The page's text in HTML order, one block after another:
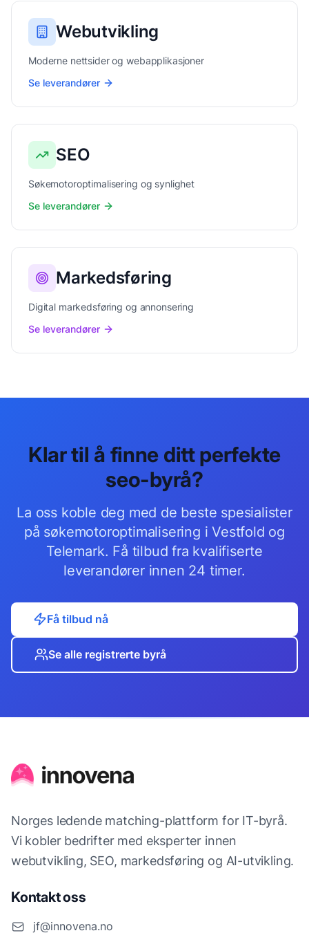
Webutvikling
Moderne nettsider og webapplikasjoner
Se leverandører
SEO
Søkemotoroptimalisering og synlighet
Se leverandører
Markedsføring
Digital markedsføring og annonsering
Se leverandører
Klar til å finne ditt perfekte
seo-byrå?
La oss koble deg med de beste spesialister
på søkemotoroptimalisering iVestfold og
Telemark. Få tilbud fra kvalifiserte
leverandører innen 24 timer.
Få tilbud nå
Se alle registrerte byrå
Norges ledende matching-plattform for IT-byrå.
Vi kobler bedrifter med eksperter innen
webutvikling, SEO, markedsføring og AI-utvikling.
Kontakt oss
jf@innovena.no